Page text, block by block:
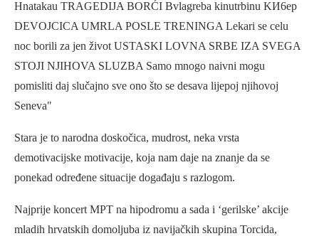
Stara je to narodna doskočica, mudrost, neka vrsta
demotivacijske motivacije, koja nam daje na znanje da se
ponekad određene situacije događaju s razlogom.
Najprije koncert MPT na hipodromu a sada i ‘gerilske’ akcije
mladih hrvatskih domoljuba iz navijačkih skupina Torcida,